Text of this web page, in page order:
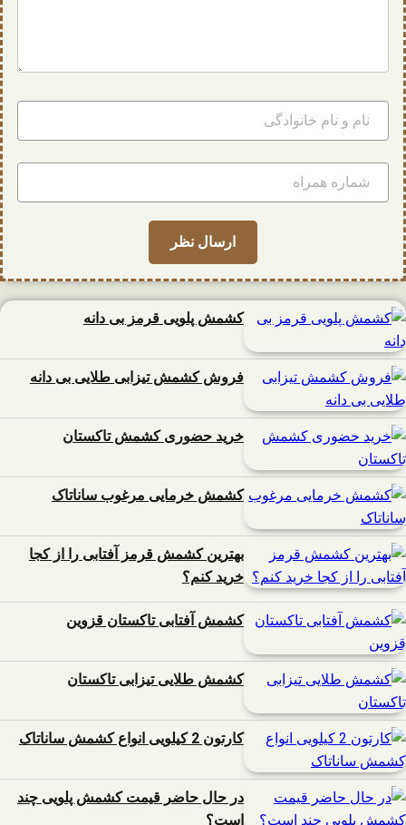
کشمش پلویی قرمز بی دانه
فروش کشمش تیزابی طلایی بی دانه
خرید حضوری کشمش تاکستان
کشمش خرمایی مرغوب ساناتاک
بهترین کشمش قرمز آفتابی را از کجا
خرید کنم؟
کشمش آفتابی تاکستان قزوین
کشمش طلایی تیزابی تاکستان
کارتون 2 کیلویی انواع کشمش ساناتاک
در حال حاضر قیمت کشمش پلویی چند
است؟